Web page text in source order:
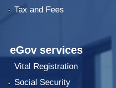
Tax and Fees
eGov services
Vital Registration
Social Security